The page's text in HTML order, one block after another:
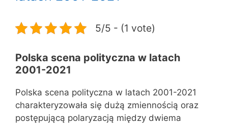
5/5 - (1 vote)
Polska scena polityczna w latach
2001-2021
Polska scena polityczna w latach 2001-2021
charakteryzowała się dużą zmiennością oraz
postępującą polaryzacją między dwiema